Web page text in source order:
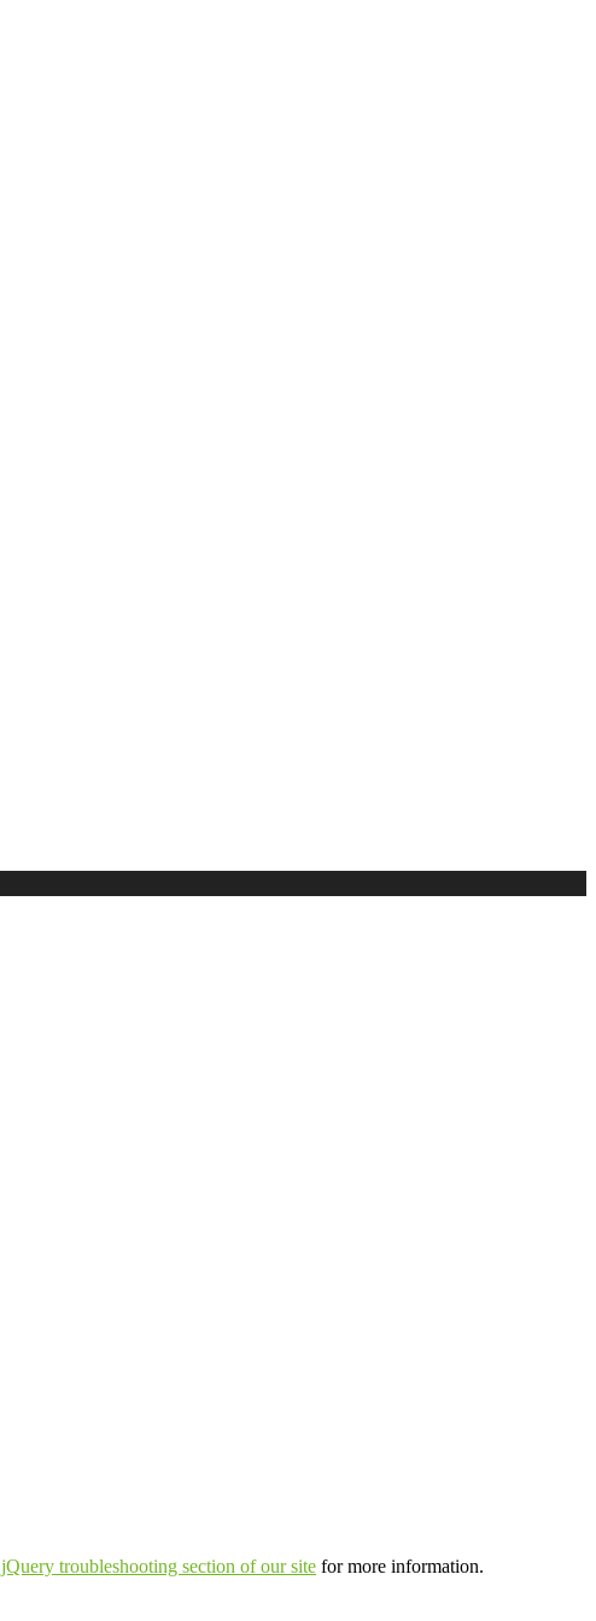
jQuery troubleshooting section of our site for more information.